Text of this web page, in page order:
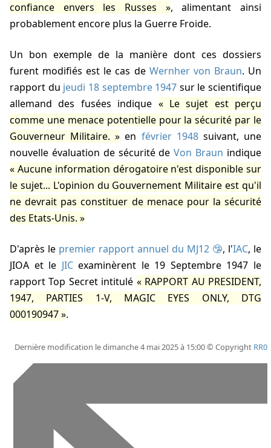
confiance envers les Russes
, alimentant ainsi
probablement encore plus la Guerre Froide.
Un bon exemple de la manière dont ces dossiers
furent modifiés est le cas de Wernher von Braun. Un
rapport du jeudi 18 septembre 1947 sur le scientifique
allemand des fusées indique
Le sujet est perçu
comme une menace potentielle pour la sécurité par le
Gouverneur Militaire.
en février 1948suivant, une
nouvelle évaluation de sécurité deVon Braun indique
Aucune information dérogatoire n'est disponible sur
le sujet... L'opinion du Gouvernement Militaire est qu'il
ne devrait pas constituer de menace pour la sécurité
des Etats-Unis.
D'après le premier rapport annuel du MJ12 , l'IAC, le
JIOA et le JICexaminèrent le 19 Septembre 1947 le
rapport Top Secret intitulé
RAPPORT AU PRESIDENT,
1947, PARTIES 1-V, MAGIC EYES ONLY, DTG
000190947 .
Dernière modification le dimanche 4 mai 2025 à 15:00 © Copyright RR0